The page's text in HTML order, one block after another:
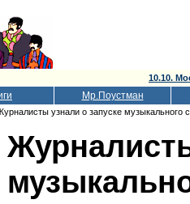
10.10.
Мр.Поустман
узнали о запуске музыкального